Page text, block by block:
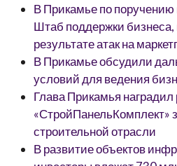
В Прикамье по поручению
Штаб поддержки бизнеса,
результате атак на
В Прикамье обсудили
условий для ведения
Глава Прикамья наградил
«СтройПанельКомплект»
строительной отрасли
В развитие объектов